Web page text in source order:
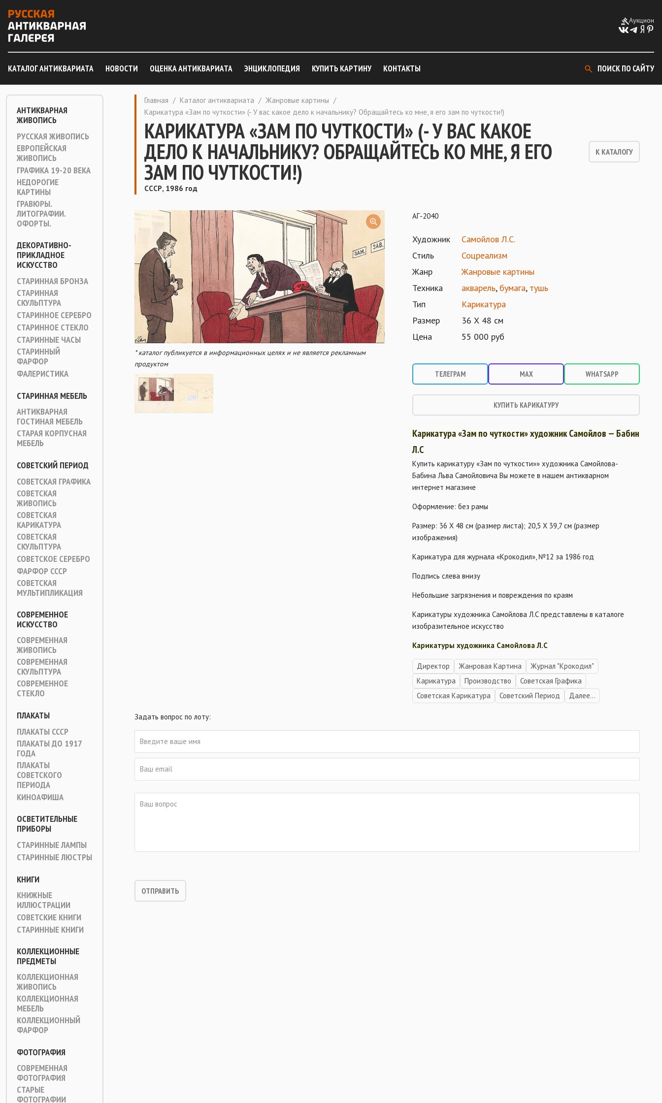
Аукцион
КАТАЛОГ АНТИКВАРИАТА НОВОСТИ ОЦЕНКА АНТИКВАРИАТА ЭНЦИКЛОПЕДИЯ КУПИТЬ КАРТИНУ КОНТАКТЫ ПОИСК ПО САЙТУ
АНТИКВАРНАЯ
ЖИВОПИСЬ
РУССКАЯ ЖИВОПИСЬ
ЕВРОПЕЙСКАЯ
ЖИВОПИСЬ
ГРАФИКА 19-20 ВЕКА
НЕДОРОГИЕ
КАРТИНЫ
ГРАВЮРЫ.
ЛИТОГРАФИИ.
ОФОРТЫ.
ДЕКОРАТИВНО-
ПРИКЛАДНОЕ
ИСКУССТВО
СТАРИННАЯ БРОНЗА
СТАРИННАЯ
СКУЛЬПТУРА
СТАРИННОЕ СЕРЕБРО
СТАРИННОЕ СТЕКЛО
СТАРИННЫЕ ЧАСЫ
СТАРИННЫЙ
ФАРФОР
ФАЛЕРИСТИКА
СТАРИННАЯ МЕБЕЛЬ
АНТИКВАРНАЯ
ГОСТИНАЯ МЕБЕЛЬ
СТАРАЯ КОРПУСНАЯ
МЕБЕЛЬ
СОВЕТСКИЙ ПЕРИОД
СОВЕТСКАЯ ГРАФИКА
СОВЕТСКАЯ
ЖИВОПИСЬ
СОВЕТСКАЯ
КАРИКАТУРА
СОВЕТСКАЯ
СКУЛЬПТУРА
СОВЕТСКОЕ СЕРЕБРО
ФАРФОР СССР
СОВЕТСКАЯ
МУЛЬТИПЛИКАЦИЯ
СОВРЕМЕННОЕ
ИСКУССТВО
СОВРЕМЕННАЯ
ЖИВОПИСЬ
СОВРЕМЕННАЯ
СКУЛЬПТУРА
СОВРЕМЕННОЕ
СТЕКЛО
ПЛАКАТЫ
ПЛАКАТЫ СССР
ПЛАКАТЫ ДО 1917
ГОДА
ПЛАКАТЫ
СОВЕТСКОГО
ПЕРИОДА
КИНОАФИША
ОСВЕТИТЕЛЬНЫЕ
ПРИБОРЫ
СТАРИННЫЕ ЛАМПЫ
СТАРИННЫЕ ЛЮСТРЫ
КНИГИ
КНИЖНЫЕ
ИЛЛЮСТРАЦИИ
СОВЕТСКИЕ КНИГИ
СТАРИННЫЕ КНИГИ
КОЛЛЕКЦИОННЫЕ
ПРЕДМЕТЫ
КОЛЛЕКЦИОННАЯ
ЖИВОПИСЬ
КОЛЛЕКЦИОННАЯ
МЕБЕЛЬ
КОЛЛЕКЦИОННЫЙ
ФАРФОР
ФОТОГРАФИЯ
СОВРЕМЕННАЯ
ФОТОГРАФИЯ
СТАРЫЕ
ФОТОГРАФИИ
Главная / Каталог антиквариата / Жанровые картины /
Карикатура «Зам по чуткости» (- У вас какое дело к начальнику? Обращайтесь ко мне, я его зам по чуткости!)
КАРИКАТУРА «ЗАМ ПО ЧУТКОСТИ» (- У ВАС КАКОЕ
ДЕЛО К НАЧАЛЬНИКУ? ОБРАЩАЙТЕСЬ КО МНЕ, Я ЕГО
ЗАМ ПО ЧУТКОСТИ!)
К КАТАЛОГУ
СССР, 1986 год
* каталог публикуется в информационных целях и не является рекламным
продуктом
АГ-2040
Художник
Самойлов Л.С.
Стиль
Соцреализм
Жанр
Жанровые картины
Техника
акварель, бумага, тушь
Тип
Карикатура
Размер
36 Х 48 см
Цена
55 000 руб
ТЕЛЕГРАМ MAX WHATSAPP
КУПИТЬ КАРИКАТУРУ
Карикатура «Зам по чуткости» художник Самойлов — Бабин
Л.С
Купить карикатуру «Зам по чуткости»» художника Самойлова-
Бабина Льва Самойловича Вы можете в нашем антикварном
интернет магазине
Оформление: без рамы
Размер: 36 Х 48 см (размер листа); 20,5 Х 39,7 см (размер
изображения)
Карикатура для журнала «Крокодил», №12 за 1986 год
Подпись слева внизу
Небольшие загрязнения и повреждения по краям
Карикатуры художника Самойлова Л.С представлены в каталоге
изобразительное искусство
Карикатуры художника Самойлова Л.С
Директор Жанровая Картина
Журнал "Крокодил"
Карикатура
Производство
Советская Графика
Советская Карикатура
Советский Период Далее...
Задать вопрос по лоту: